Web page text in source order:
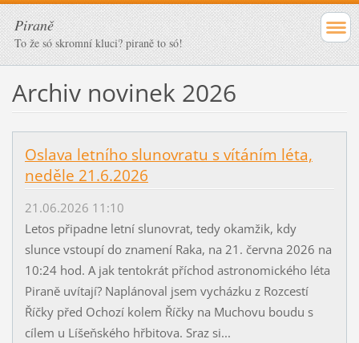
Piraně
To že só skromní kluci? piraně to só!
Archiv novinek 2026
Oslava letního slunovratu s vítáním léta,
neděle 21.6.2026
21.06.2026 11:10
Letos připadne letní slunovrat, tedy okamžik, kdy
slunce vstoupí do znamení Raka, na 21. června 2026 na
10:24 hod. A jak tentokrát příchod astronomického léta
Piraně uvítají? Naplánoval jsem vycházku z Rozcestí
Říčky před Ochozí kolem Říčky na Muchovu boudu s
cílem u Líšeňského hřbitova. Sraz si...